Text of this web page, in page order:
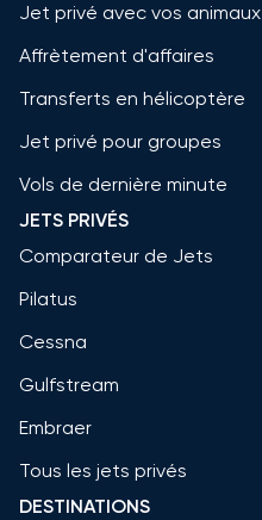
Jet privé avec vos animaux
Affrètement d'affaires
Transferts en hélicoptère
Jet privé pour groupes
Vols de dernière minute
JETS PRIVÉS
Comparateur de Jets
Pilatus
Cessna
Gulfstream
Embraer
Tous les jets privés
DESTINATIONS